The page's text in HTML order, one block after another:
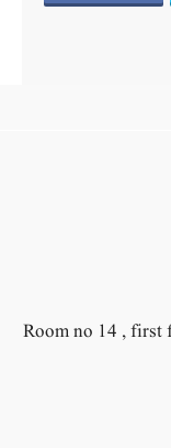
Room no 14 , first